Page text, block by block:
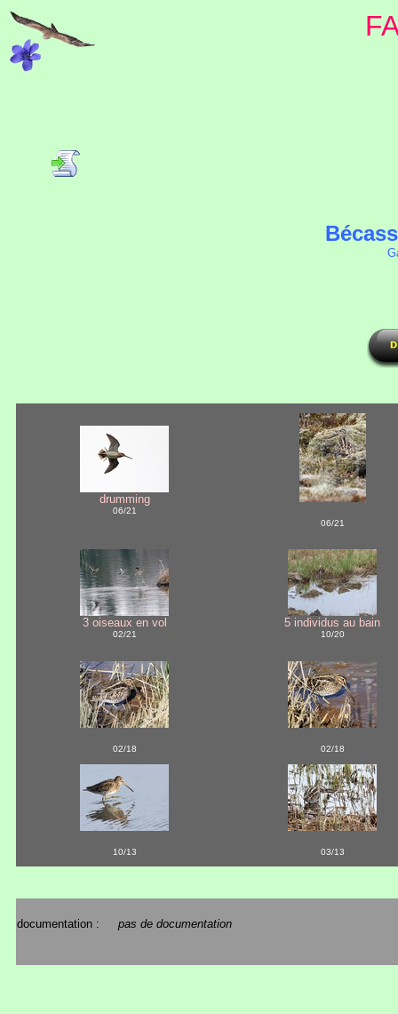
drumming
06/21
06/21
3 oiseaux en vol
02/21
5 individus au bain
10/20
02/18 02/18
10/13 03/13
documentation : pas de documentation